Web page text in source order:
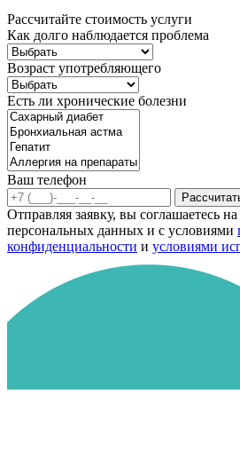
Рассчитайте стоимость услуги
Как долго наблюдается проблема
Возраст употребляющего
Есть ли хронические болезни
Ваш телефон
Отправляя заявку, вы соглашаетесь
персональных данных и с условиями
конфиденциальности и условиями